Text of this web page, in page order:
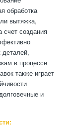
обработка
вытяжка,
счет создания
деталей,
в процессе
также играет
и